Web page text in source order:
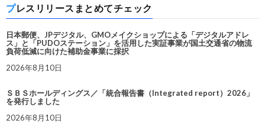
プレスリリースまとめてチェック
日本郵便、JPデジタル、GMOメイクショップによる「デジタルアドレ
ス」と「PUDOステーション」を活用した実証事業が国土交通省の物流
負荷低減に向けた補助金事業に採択
2026年8月10日
ＳＢＳホールディングス／「統合報告書（Integrated report）2026」
を発行しました
2026年8月10日